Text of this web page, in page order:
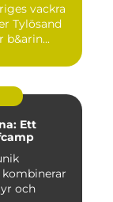
vackra
Tylösand
b&arin...
Ett
och